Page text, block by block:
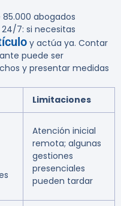
abogados
7: si necesitas
y actúa ya. Contar
puede ser
y presentar medidas
Limitaciones
Atención inicial
remota; algunas
gestiones
presenciales
pueden tardar